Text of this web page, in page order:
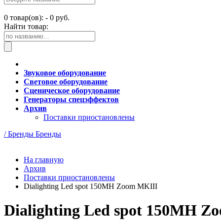
0 товар(ов): - 0 руб.
Найти товар:
Звуковое оборудование
Световое оборудование
Сценическое оборудование
Генераторы спецэффектов
Архив
Поставки приостановлены
/ Бренды Бренды
На главную
Архив
Поставки приостановлены
Dialighting Led spot 150MH Zoom MKIII
Dialighting Led spot 150MH